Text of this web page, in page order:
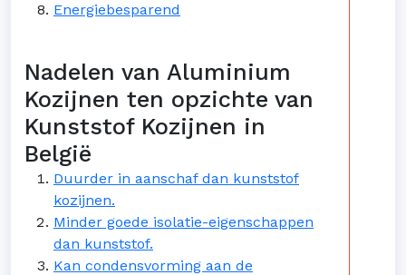
Energiebesparend
Nadelen van Aluminium
Kozijnen ten opzichte van
Kunststof Kozijnen in
België
Duurder in aanschaf dan kunststof
kozijnen.
Minder goede isolatie-eigenschappen
dan kunststof.
Kan condensvorming aan de